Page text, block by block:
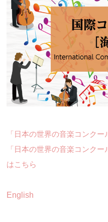
「日本の世界の音楽コンク
「日本の世界の音楽コンク
はこちら
English